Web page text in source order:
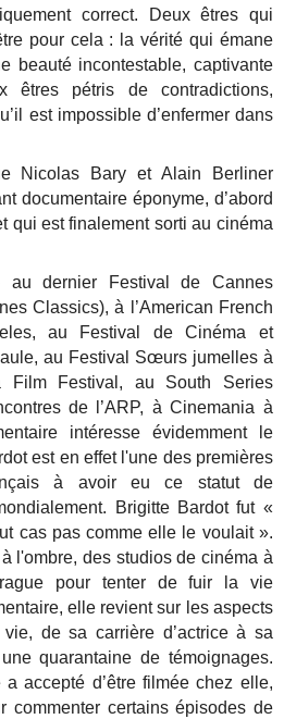
correct. Deux êtres qui
pour cela : la vérité qui émane
beauté incontestable, captivante
êtres pétris de contradictions,
est impossible d’enfermer dans
Nicolas Bary et Alain Berliner
documentaire éponyme, d’abord
qui est finalement sorti au cinéma
au dernier Festival de Cannes
Classics), à l’American French
au Festival de Cinéma et
au Festival Sœurs jumelles à
Film Festival, au South Series
de l’ARP, à Cinemania à
intéresse évidemment le
est en effet l'une des premières
à avoir eu ce statut de
Brigitte Bardot fut «
cas pas comme elle le voulait ».
l'ombre, des studios de cinéma à
pour tenter de fuir la vie
elle revient sur les aspects
de sa carrière d’actrice à sa
quarantaine de témoignages.
accepté d’être filmée chez elle,
commenter certains épisodes de